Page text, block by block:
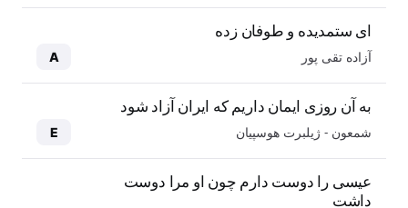
ای ستمدیده و طوفان زده
آزاده تقی پور A
به آن روزی ایمان داریم که ایران آزاد شود
شمعون - ژیلبرت هوسپیان E
عیسی را دوست دارم چون او مرا دوست
داشت